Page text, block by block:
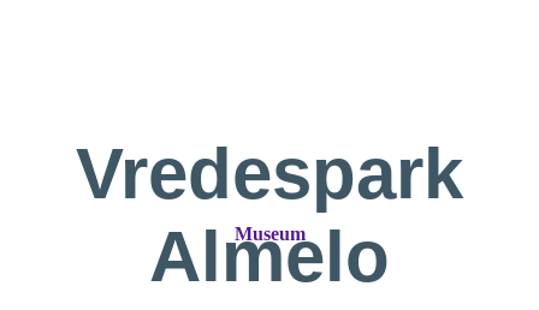
Vredespark
Almelo
Museum